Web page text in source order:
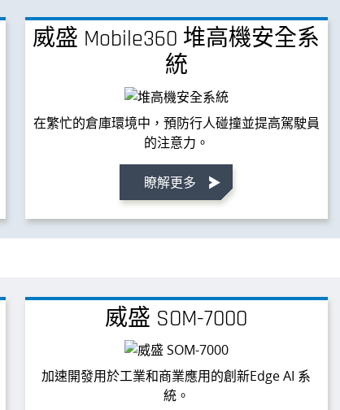
威盛 Mobile360 堆高機安全系
統
在繁忙的倉庫環境中，預防行人碰撞並提高駕駛員
的注意力。
瞭解更多
威盛 SOM-7000
加速開發用於工業和商業應用的創新Edge AI 系
統。